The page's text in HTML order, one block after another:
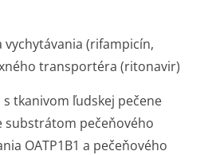
(rifampicín,
transportéra (ritonavir)
s tkanivom ľudskej pečene
substrátom pečeňového
OATP1B1 a pečeňového